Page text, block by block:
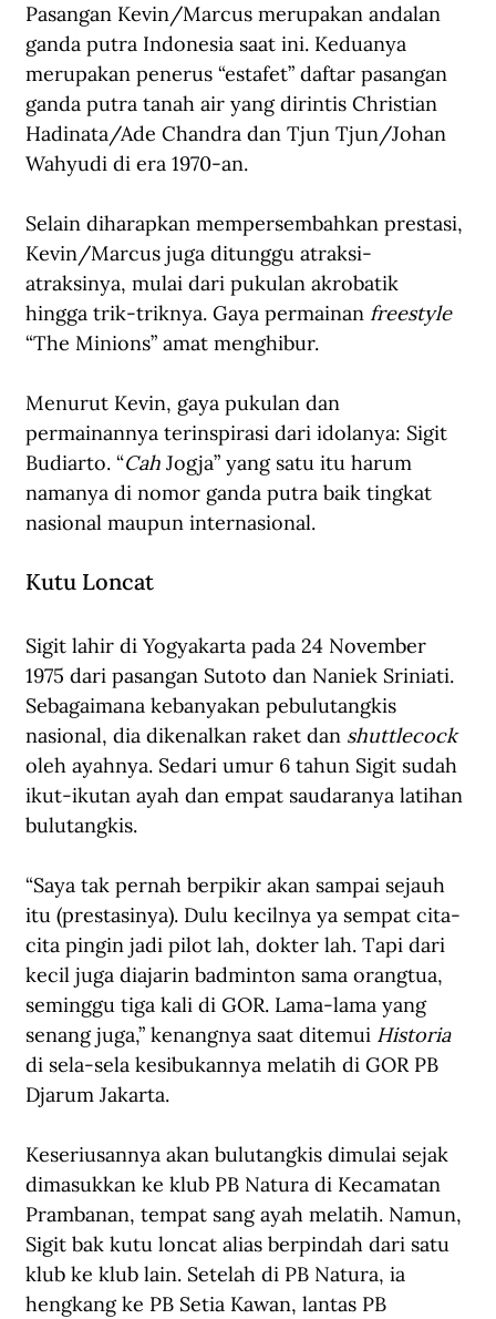
Pasangan Kevin/Marcus merupakan andalan
ganda putra Indonesia saat ini. Keduanya
merupakan penerus “estafet” daftar pasangan
ganda putra tanah air yang dirintis Christian
Hadinata/Ade Chandra dan Tjun Tjun/Johan
Wahyudi di era 1970-an.
Selain diharapkan mempersembahkan prestasi,
Kevin/Marcus juga ditunggu atraksi-
atraksinya, mulai dari pukulan akrobatik
hingga trik-triknya. Gaya permainan freestyle
“The Minions” amat menghibur.
Menurut Kevin, gaya pukulan dan
permainannya terinspirasi dari idolanya: Sigit
Budiarto. “Cah Jogja” yang satu itu harum
namanya di nomor ganda putra baik tingkat
nasional maupun internasional.
Kutu Loncat
Sigit lahir di Yogyakarta pada 24 November
1975 dari pasangan Sutoto dan Naniek Sriniati.
Sebagaimana kebanyakan pebulutangkis
nasional, dia dikenalkan raket dan shuttlecock
oleh ayahnya. Sedari umur 6 tahun Sigit sudah
ikut-ikutan ayah dan empat saudaranya latihan
bulutangkis.
“Saya tak pernah berpikir akan sampai sejauh
itu (prestasinya). Dulu kecilnya ya sempat cita-
cita pingin jadi pilot lah, dokter lah. Tapi dari
kecil juga diajarin badminton sama orangtua,
seminggu tiga kali di GOR. Lama-lama yang
senang juga,” kenangnya saat ditemui Historia
di sela-sela kesibukannya melatih di GOR PB
Djarum Jakarta.
Keseriusannya akan bulutangkis dimulai sejak
dimasukkan ke klub PB Natura di Kecamatan
Prambanan, tempat sang ayah melatih. Namun,
Sigit bak kutu loncat alias berpindah dari satu
klub ke klub lain. Setelah di PB Natura, ia
hengkang ke PB Setia Kawan, lantas PB